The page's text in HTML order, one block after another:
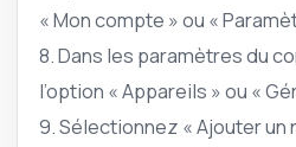
« Mon compte » ou «
8. Dans les paramètres du
l’option « Appareils » ou «
9. Sélectionnez « Ajouter un